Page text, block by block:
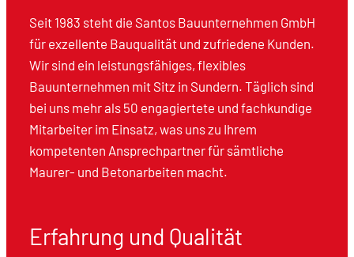
Seit 1983 steht die Santos Bauunternehmen GmbH
für exzellente Bauqualität und zufriedene Kunden.
Wir sind ein leistungsfähiges, flexibles
Bauunternehmen mit Sitz in Sundern. Täglich sind
bei uns mehr als 50 engagiertete und fachkundige
Mitarbeiter im Einsatz, was uns zu Ihrem
kompetenten Ansprechpartner für sämtliche
Maurer- und Betonarbeiten macht.
Erfahrung und Qualität